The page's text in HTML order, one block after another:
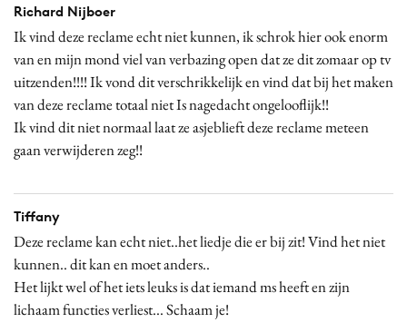
Richard Nijboer
Ik vind deze reclame echt niet kunnen, ik schrok hier ook enorm
van en mijn mond viel van verbazing open dat ze dit zomaar op tv
uitzenden!!!! Ik vond dit verschrikkelijk en vind dat bij het maken
van deze reclame totaal niet Is nagedacht ongelooflijk!!
Ik vind dit niet normaal laat ze asjeblieft deze reclame meteen
gaan verwijderen zeg!!
Tiffany
Deze reclame kan echt niet..het liedje die er bij zit! Vind het niet
kunnen.. dit kan en moet anders..
Het lijkt wel of het iets leuks is dat iemand ms heeft en zijn
lichaam functies verliest... Schaam je!